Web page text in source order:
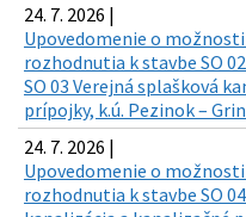
24. 7. 2026 |
Upovedomenie o
rozhodnutia k stavbe SO
SO 03 Verejná splašková
prípojky, k.ú. Pezinok –
24. 7. 2026 |
Upovedomenie o
rozhodnutia k stavbe SO